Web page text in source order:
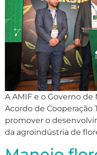
A AMIF e o Governo de
Acordo de Cooperação
promover o
da agroindústria de